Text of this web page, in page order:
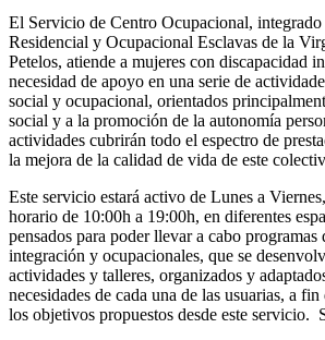
El Servicio de Centro Ocupacional,
Residencial y Ocupacional Esclavas de la
Petelos, atiende a mujeres con discapacidad
necesidad de apoyo en una serie de
social y ocupacional, orientados
social y a la promoción de la autonomía
actividades cubrirán todo el espectro de
la mejora de la calidad de vida de este
Este servicio estará activo de Lunes a
horario de 10:00h a 19:00h, en diferentes
pensados para poder llevar a cabo
integración y ocupacionales, que se
actividades y talleres, organizados y
necesidades de cada una de las usuarias, a
los objetivos propuestos desde este servicio.